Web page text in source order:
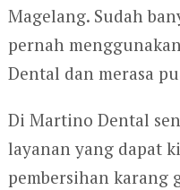
Magelang. Sudah
pernah
Dental dan merasa
Di Martino Dental
layanan yang dapat
pembersihan karang